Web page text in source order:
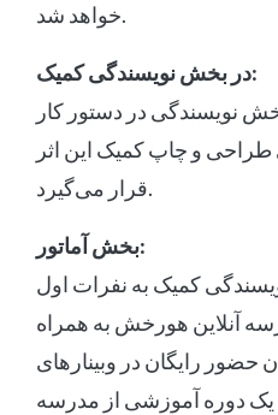
خواهد شد.
در بخش نویسندگی کمیک:
نویسندگی در دستور کار
و چاپ کمیک این اثر
قرار می‌گیرد.
بخش آماتور:
کمیک به نفرات اول
آنلاین هورخش به همراه
حضور رایگان در وبینارهای
یک دوره آموزشی از مدرسه